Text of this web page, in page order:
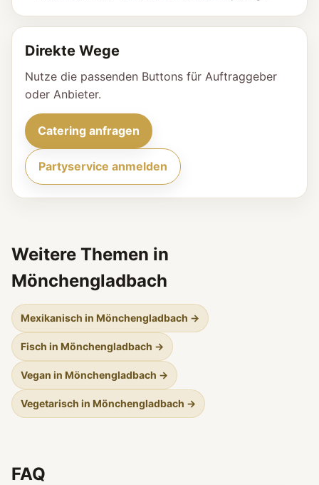
Direkte Wege
Nutze die passenden Buttons für Auftraggeber
oder Anbieter.
Catering anfragen
Partyservice anmelden
Weitere Themen in
Mönchengladbach
Mexikanisch in Mönchengladbach →
Fisch in Mönchengladbach →
Vegan in Mönchengladbach →
Vegetarisch in Mönchengladbach →
FAQ